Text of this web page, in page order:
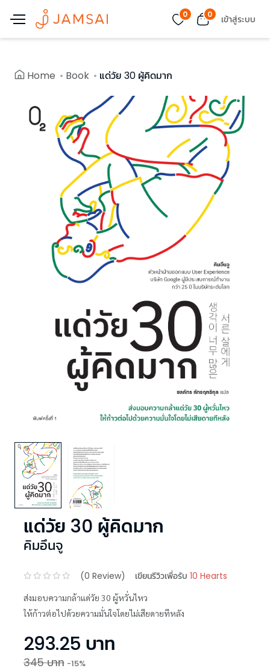
0 0 เข้าสู่ระบบ
Home Book แด่วัย 30 ผู้คิดมาก
แด่วัย 30 ผู้คิดมาก
คิมอึนจู
(0 Review) เขียนรีวิวเพื่อรับ 10 Hearts
ส่งมอบความกล้าแด่วัย 30 ผู้หวั่นไหว
ให้ก้าวต่อไปด้วยความมั่นใจโดยไม่เสียดายทีหลัง
293.25 บาท
345บาท -15%